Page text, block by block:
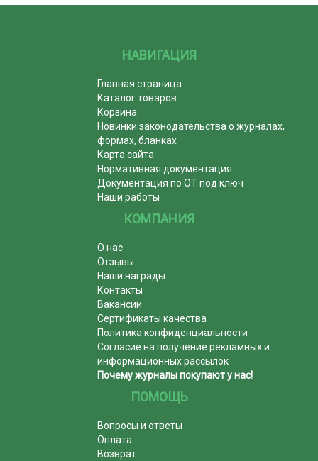
НАВИГАЦИЯ
Главная страница
Каталог товаров
Корзина
Новинки законодательства о журналах,
формах, бланках
Карта сайта
Нормативная документация
Документация по ОТ под ключ
Наши работы
КОМПАНИЯ
О нас
Отзывы
Наши награды
Контакты
Вакансии
Сертификаты качества
Политика конфиденциальности
Согласие на получение рекламных и
информационных рассылок
Почему журналы покупают у нас!
ПОМОЩЬ
Вопросы и ответы
Оплата
Возврат